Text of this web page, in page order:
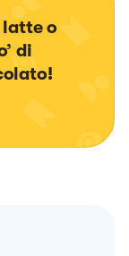
latte o
di